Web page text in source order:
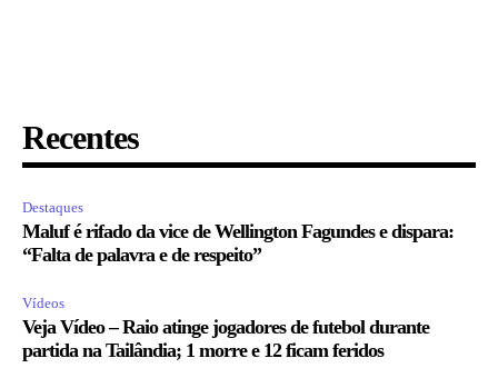
Recentes
Destaques
Maluf é rifado da vice de Wellington Fagundes e dispara:
“Falta de palavra e de respeito”
Vídeos
Veja Vídeo – Raio atinge jogadores de futebol durante
partida na Tailândia; 1 morre e 12 ficam feridos